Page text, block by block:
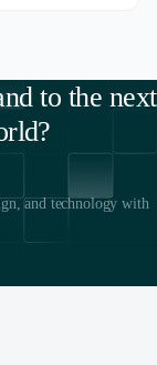
to the next
and technology with